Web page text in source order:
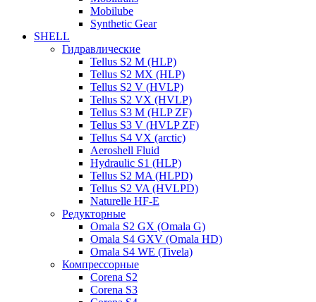
Mobilube
Synthetic Gear
SHELL
Гидравлические
Tellus S2 M (HLP)
Tellus S2 MХ (HLP)
Tellus S2 V (HVLP)
Tellus S2 VX (HVLP)
Tellus S3 M (HLP ZF)
Tellus S3 V (HVLP ZF)
Tellus S4 VX (arctic)
Aeroshell Fluid
Hydraulic S1 (HLP)
Tellus S2 MA (HLPD)
Tellus S2 VA (HVLPD)
Naturelle HF-E
Редукторные
Omala S2 GX (Omala G)
Omala S4 GXV (Omala HD)
Omala S4 WE (Tivela)
Компрессорные
Corena S2
Corena S3